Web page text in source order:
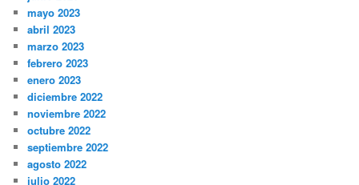
mayo 2023
abril 2023
marzo 2023
febrero 2023
enero 2023
diciembre 2022
noviembre 2022
octubre 2022
septiembre 2022
agosto 2022
julio 2022